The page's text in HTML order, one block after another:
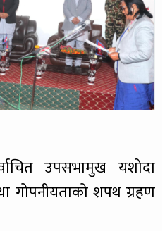
उपसभामुख यशोदा
गोपनीयताको शपथ ग्रहण